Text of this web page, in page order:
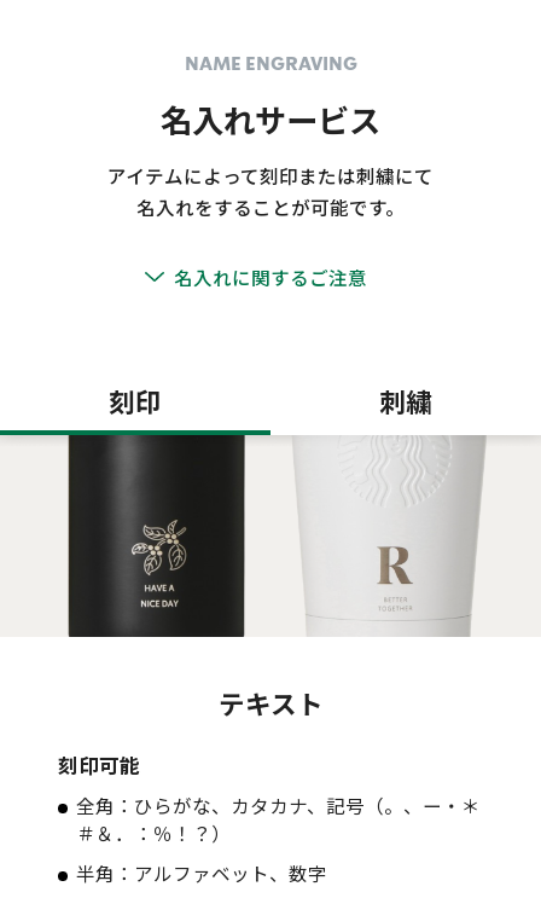
NAME ENGRAVING
名入れサービス
アイテムによって刻印または刺繍にて
名入れをすることが可能です。
名入れに関するご注意
刻印 刺繍
テキスト
刻印可能
全角：ひらがな、カタカナ、記号（。、ー・＊
＃＆．：％！？）
半角：アルファベット、数字